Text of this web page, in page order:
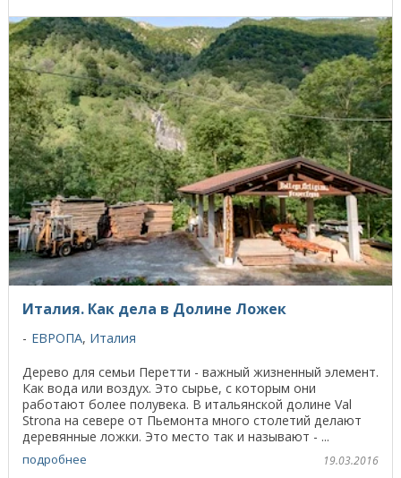
Италия. Как дела в Долине Ложек
ЕВРОПА, Италия
Дерево для семьи Перетти - важный жизненный элемент.
Как вода или воздух. Это сырье, с которым они
работают более полувека. В итальянской долине Val
Strona на севере от Пьемонта много столетий делают
деревянные ложки. Это место так и называют - ...
подробнее 19.03.2016